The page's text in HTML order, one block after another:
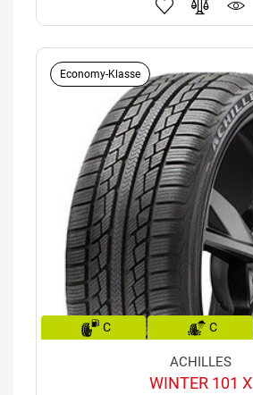
Economy-Klasse
C C
ACHILLES
WINTER 101 X